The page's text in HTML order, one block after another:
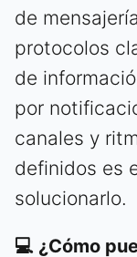
de
protocolos
de
por
canales y
definidos es
solucionarlo.
💻 ¿Cómo